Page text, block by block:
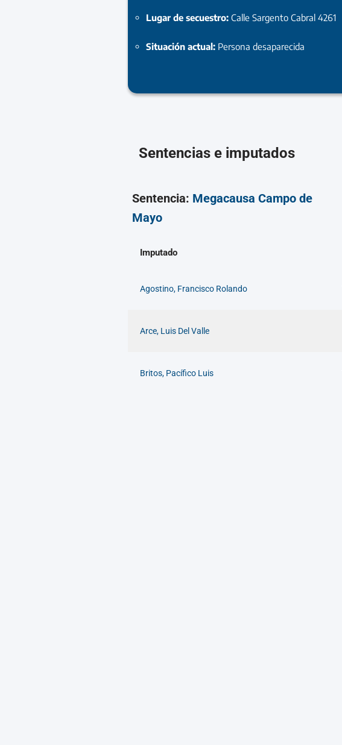
Lugar de secuestro:Calle Sargento Cabral 4261
Situación actual: Persona desaparecida
Sentencias e imputados
Sentencia: Megacausa Campo de
Mayo
Imputado
Agostino, Francisco Rolando
Arce, Luis Del Valle
Britos, Pacífico Luis